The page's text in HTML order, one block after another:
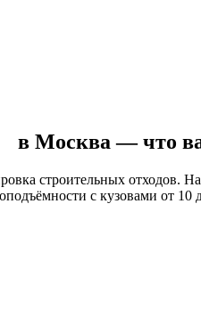
строительных отходов.
с кузовами от 10